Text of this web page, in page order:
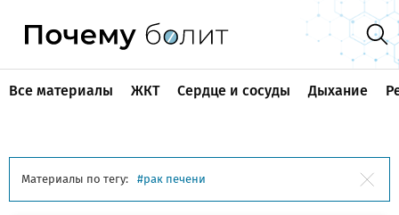
Все материалы ЖКТ Сердце и сосуды Дыхание
Материалы по тегу: рак печени